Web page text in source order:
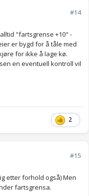
#14
"fartsgrense +10" -
er bygd for å tåle med
for ikke å lage kø.
en eventuell kontroll vil
2
#15
etter forhold også) Men
fartsgrensa.